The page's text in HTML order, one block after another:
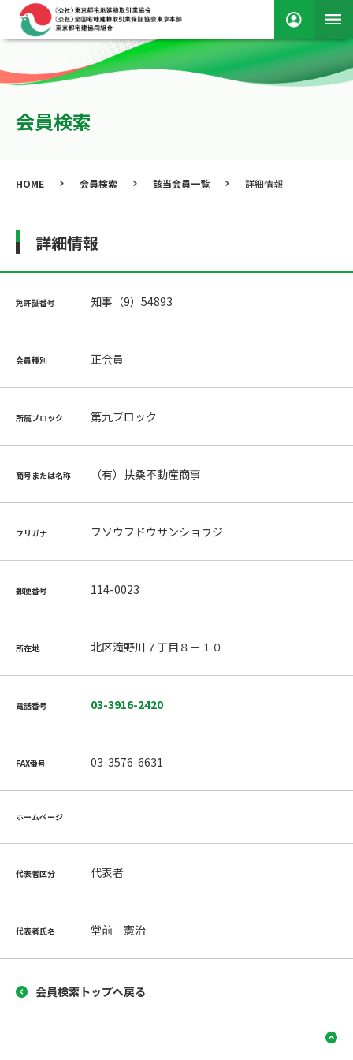
会員検索
HOME 会員検索 該当会員一覧 詳細情報
詳細情報
免許証番号 知事（9）54893
会員種別 正会員
所属ブロック 第九ブロック
商号または名称 （有）扶桑不動産商事
フリガナ フソウフドウサンショウジ
郵便番号 114-0023
所在地 北区滝野川７丁目８－１０
電話番号 03-3916-2420
FAX番号 03-3576-6631
ホームページ
代表者区分 代表者
代表者氏名 堂前 憲治
会員検索トップへ戻る